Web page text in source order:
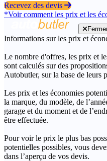
Recevez des devis
*Voir comment les prix et les
Informations sur les prix et
Le nombre d'offres, les prix et
sont calculés sur des
Autobutler, sur la base de leurs
Les prix et les économies
la marque, du modèle, de
garage et du moment et de
être effectuée.
Pour voir le prix le plus bas
potentielles possibles, vous
dans l’aperçu de vos devis.